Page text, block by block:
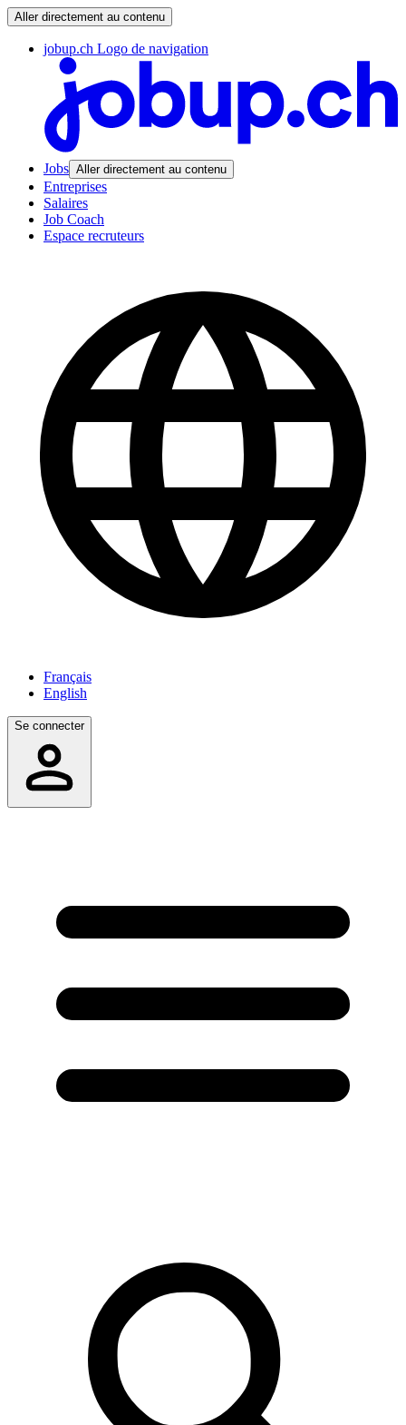
Aller directement au contenu
jobup.ch Logo de navigation
Jobs Aller directement au contenu
Entreprises
Salaires
Job Coach
Espace recruteurs
Français
English
Se connecter